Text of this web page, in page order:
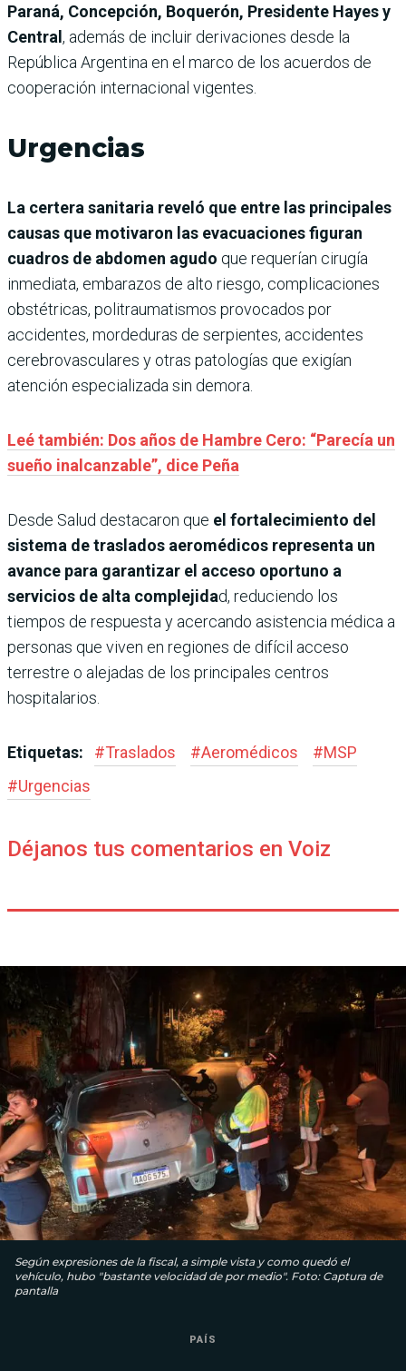
Paraná, Concepción, Boquerón, Presidente Hayes y
Central, además de incluir derivaciones desde la
República Argentina en el marco de los acuerdos de
cooperación internacional vigentes.
Urgencias
La certera sanitaria reveló que entre las principales
causas que motivaron las evacuaciones figuran
cuadros de abdomen agudo que requerían cirugía
inmediata, embarazos de alto riesgo, complicaciones
obstétricas, politraumatismos provocados por
accidentes, mordeduras de serpientes, accidentes
cerebrovasculares y otras patologías que exigían
atención especializada sin demora.
Leé también: Dos años de Hambre Cero: “Parecía un
sueño inalcanzable”, dice Peña
Desde Salud destacaron que el fortalecimiento del
sistema de traslados aeromédicos representa un
avance para garantizar el acceso oportuno a
servicios de alta complejidad, reduciendo los
tiempos de respuesta y acercando asistencia médica a
personas que viven en regiones de difícil acceso
terrestre o alejadas de los principales centros
hospitalarios.
Etiquetas: #Traslados #Aeromédicos #MSP
#Urgencias
Déjanos tus comentarios en Voiz
Según expresiones de la fiscal, a simple vista y como quedó el
vehículo, hubo "bastante velocidad de por medio". Foto: Captura de
pantalla
PAÍS